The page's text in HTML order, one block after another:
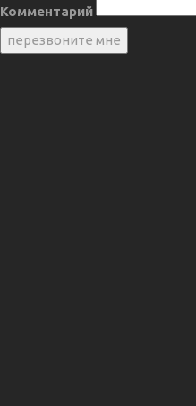
Комментарий
перезвоните мне